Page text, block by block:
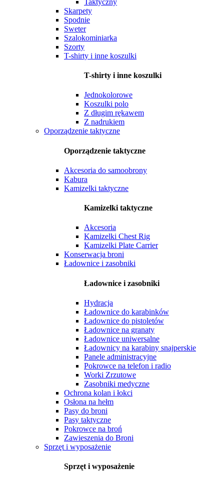
Skarpety
Spodnie
Sweter
Szalokominiarka
Szorty
T-shirty i inne koszulki
T-shirty i inne koszulki
Jednokolorowe
Koszulki polo
Z długim rękawem
Z nadrukiem
Oporządzenie taktyczne
Oporządzenie taktyczne
Akcesoria do samoobrony
Kabura
Kamizelki taktyczne
Kamizelki taktyczne
Akcesoria
Kamizelki Chest Rig
Kamizelki Plate Carrier
Konserwacja broni
Ładownice i zasobniki
Ładownice i zasobniki
Hydracja
Ładownice do karabinków
Ładownice do pistoletów
Ładownice na granaty
Ładownice uniwersalne
Ładownicy na karabiny snajperskie
Panele administracyjne
Pokrowce na telefon i radio
Worki Zrzutowe
Zasobniki medyczne
Ochrona kolan i łokci
Osłona na hełm
Pasy do broni
Pasy taktyczne
Pokrowce na broń
Zawieszenia do Broni
Sprzęt i wyposażenie
Sprzęt i wyposażenie